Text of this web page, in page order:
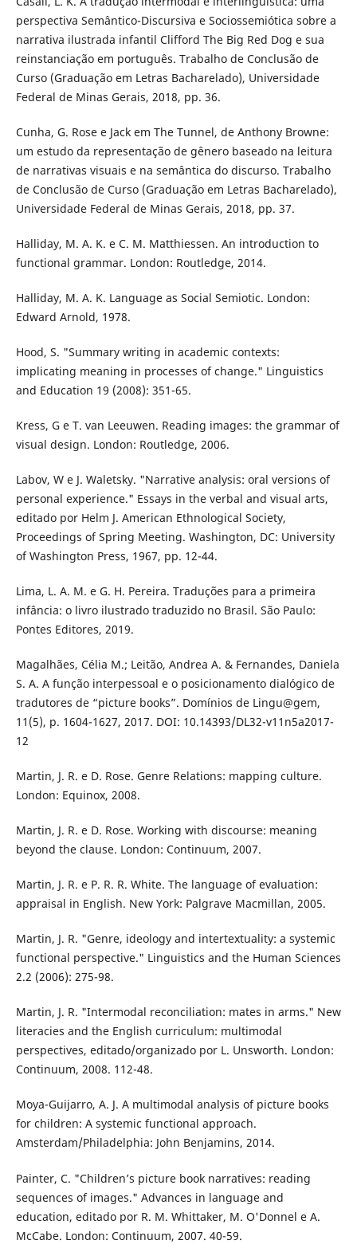
perspectiva Semântico-Discursiva e Sociossemiótica sobre a
narrativa ilustrada infantil Clifford The Big Red Dog e sua
reinstanciação em português. Trabalho de Conclusão de
Curso (Graduação em Letras Bacharelado), Universidade
Federal de Minas Gerais, 2018, pp. 36.
Cunha, G. Rose e Jack em The Tunnel, de Anthony Browne:
um estudo da representação de gênero baseado na leitura
de narrativas visuais e na semântica do discurso. Trabalho
de Conclusão de Curso (Graduação em Letras Bacharelado),
Universidade Federal de Minas Gerais, 2018, pp. 37.
Halliday, M. A. K. e C. M. Matthiessen. An introduction to
functional grammar. London: Routledge, 2014.
Halliday, M. A. K. Language as Social Semiotic. London:
Edward Arnold, 1978.
Hood, S. "Summary writing in academic contexts:
implicating meaning in processes of change." Linguistics
and Education 19 (2008): 351-65.
Kress, G e T. van Leeuwen. Reading images: the grammar of
visual design. London: Routledge, 2006.
Labov, W e J. Waletsky. "Narrative analysis: oral versions of
personal experience." Essays in the verbal and visual arts,
editado por Helm J. American Ethnological Society,
Proceedings of Spring Meeting. Washington, DC: University
of Washington Press, 1967, pp. 12-44.
Lima, L. A. M. e G. H. Pereira. Traduções para a primeira
infância: o livro ilustrado traduzido no Brasil. São Paulo:
Pontes Editores, 2019.
Magalhães, Célia M.; Leitão, Andrea A. & Fernandes, Daniela
S. A. A função interpessoal e o posicionamento dialógico de
tradutores de “picture books”. Domínios de Lingu@gem,
11(5), p. 1604-1627, 2017. DOI: 10.14393/DL32-v11n5a2017-
12
Martin, J. R. e D. Rose. Genre Relations: mapping culture.
London: Equinox, 2008.
Martin, J. R. e D. Rose. Working with discourse: meaning
beyond the clause. London: Continuum, 2007.
Martin, J. R. e P. R. R. White. The language of evaluation:
appraisal in English. New York: Palgrave Macmillan, 2005.
Martin, J. R. "Genre, ideology and intertextuality: a systemic
functional perspective." Linguistics and the Human Sciences
2.2 (2006): 275-98.
Martin, J. R. "Intermodal reconciliation: mates in arms." New
literacies and the English curriculum: multimodal
perspectives, editado/organizado por L. Unsworth. London:
Continuum, 2008. 112-48.
Moya-Guijarro, A. J. A multimodal analysis of picture books
for children: A systemic functional approach.
Amsterdam/Philadelphia: John Benjamins, 2014.
Painter, C. "Children’s picture book narratives: reading
sequences of images." Advances in language and
education, editado por R. M. Whittaker, M. O'Donnel e A.
McCabe. London: Continuum, 2007. 40-59.